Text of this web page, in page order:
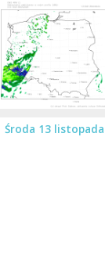
Środa 13 listopada